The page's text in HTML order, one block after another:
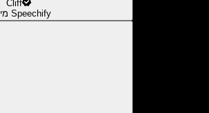
Cliff
מייסד Speechify